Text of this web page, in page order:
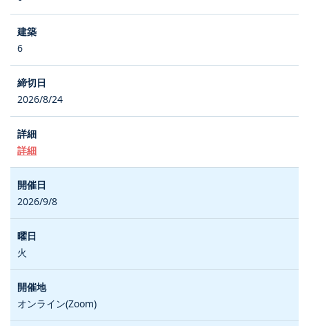
6
2026/8/24
詳細
2026/9/8
火
オンライン(Zoom)